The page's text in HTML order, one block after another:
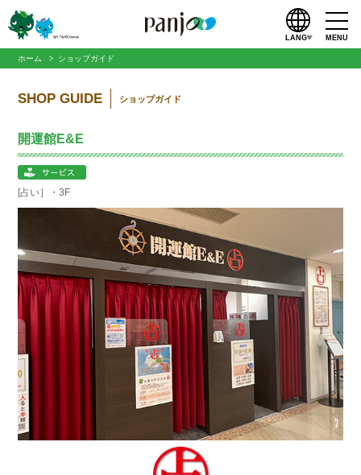
LANG MENU
ホーム ショップガイド
SHOP GUIDE ショップガイド
開運館E&E
[占い］・3F